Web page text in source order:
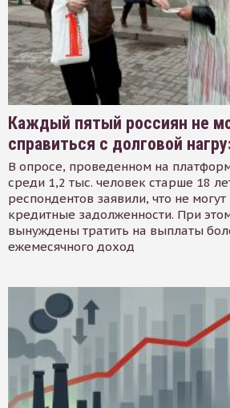
Каждый пятый россиян не
справиться с долговой
В опросе, проведенном на
среди 1,2 тыс. человек старше 18
респондентов заявили, что не
кредитные задолженности. При
вынуждены тратить на выплаты
ежемесячного доход